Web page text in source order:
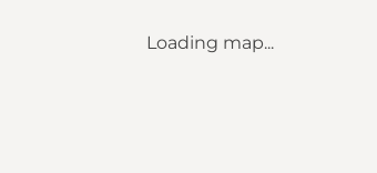
Loading map...